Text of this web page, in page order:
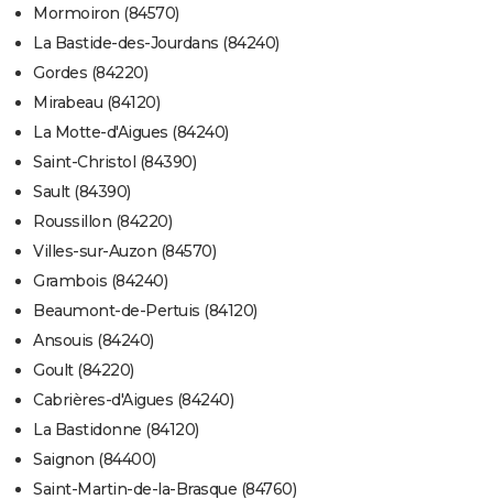
Mormoiron (84570)
La Bastide-des-Jourdans (84240)
Gordes (84220)
Mirabeau (84120)
La Motte-d'Aigues (84240)
Saint-Christol (84390)
Sault (84390)
Roussillon (84220)
Villes-sur-Auzon (84570)
Grambois (84240)
Beaumont-de-Pertuis (84120)
Ansouis (84240)
Goult (84220)
Cabrières-d'Aigues (84240)
La Bastidonne (84120)
Saignon (84400)
Saint-Martin-de-la-Brasque (84760)